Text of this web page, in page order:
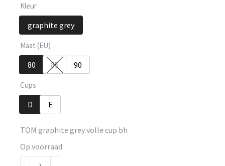
Kleur
graphite grey
Maat (EU)
80 85 90
Cups
D E
TOM graphite grey volle cup bh
Op voorraad